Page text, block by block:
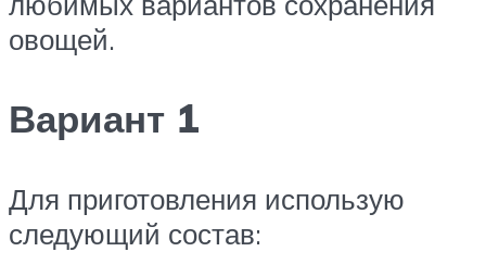
овощей.
Вариант 1
Для приготовления использую
следующий состав: